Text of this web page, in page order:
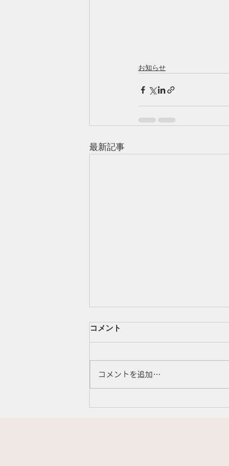
お知らせ
最新記事
コメント
コメントを追加…